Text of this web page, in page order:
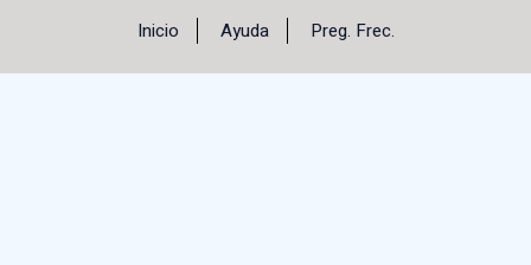
Inicio
Ayuda Preg. Frec.